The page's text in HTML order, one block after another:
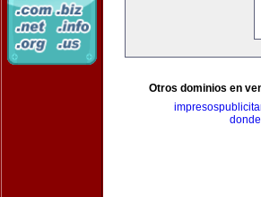
Otros dominios en